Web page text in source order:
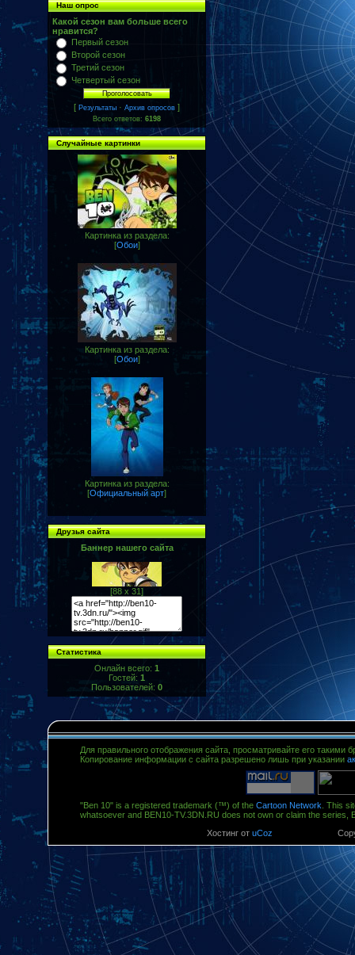
Наш опрос
Какой сезон вам больше всего
нравится?
Первый сезон
Второй сезон
Третий сезон
Четвертый сезон
[ Результаты · Архив опросов ]
Всего ответов: 6198
Случайные картинки
Картинка из раздела:
[Обои]
Картинка из раздела:
[Обои]
Картинка из раздела:
[Официальный арт]
Друзья сайта
Баннер нашего сайта
[88 x 31]
Статистика
Онлайн всего: 1
Гостей: 1
Пользователей: 0
Для правильного отображения сайта, просматривайте его такими
Копирование информации с сайта разрешено лишь при указании
"Ben 10" is a registered trademark (™) of the Cartoon Network . This
whatsoever and BEN10-TV.3DN.RU does not own or claim the series,
Хостинг от uCoz